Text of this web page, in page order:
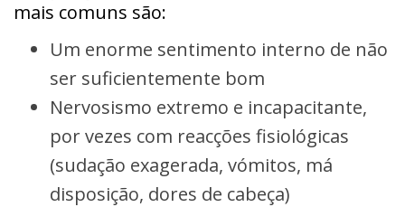
mais comuns são:
Um enorme sentimento interno de não
ser suficientemente bom
Nervosismo extremo e incapacitante,
por vezes com reacções fisiológicas
(sudação exagerada, vómitos, má
disposição, dores de cabeça)